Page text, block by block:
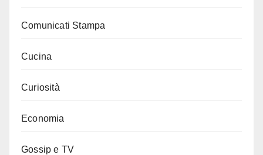
Comunicati Stampa
Cucina
Curiosità
Economia
Gossip e TV